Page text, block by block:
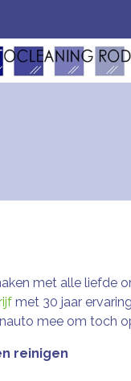
met alle liefde
met 30 jaar
mee om toch
reinigen